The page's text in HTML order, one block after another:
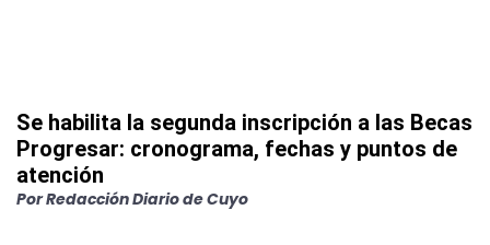
Se habilita la segunda inscripción a las Becas
Progresar: cronograma, fechas y puntos de
atención
PorRedacción Diario de Cuyo